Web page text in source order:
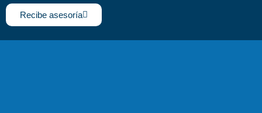
Recibe asesoría